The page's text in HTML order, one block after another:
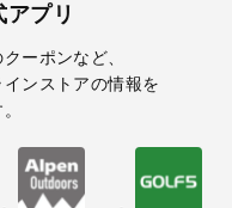
プリ
ーポンなど、
ンストアの情報を